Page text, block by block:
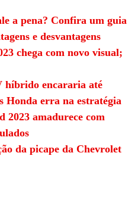
a pena? Confira um guia
e desvantagens
chega com novo visual;
híbrido encararia até
Honda erra na estratégia
2023 amadurece com
da picape da Chevrolet